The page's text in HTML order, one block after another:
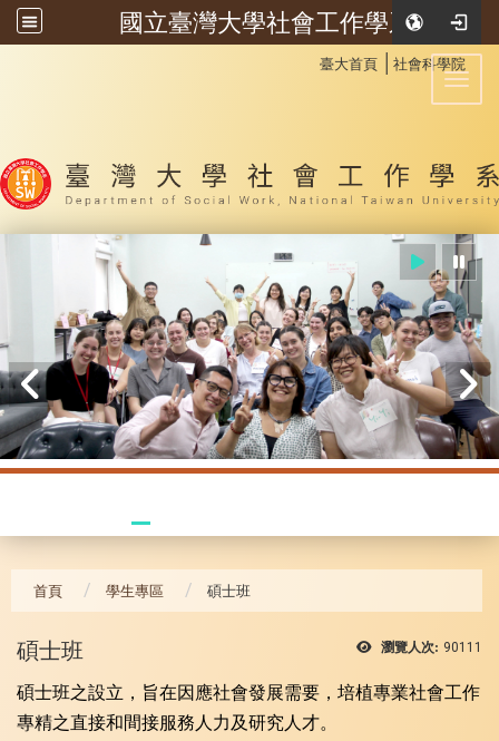
國立臺灣大學社會工作學系
臺大首頁 社會科學院
首頁 學生專區 碩士班
瀏覽人次: 90111
碩士班
碩士班之設立，旨在因應社會發展需要，培植專業社會工作
專精之直接和間接服務人力及研究人才。